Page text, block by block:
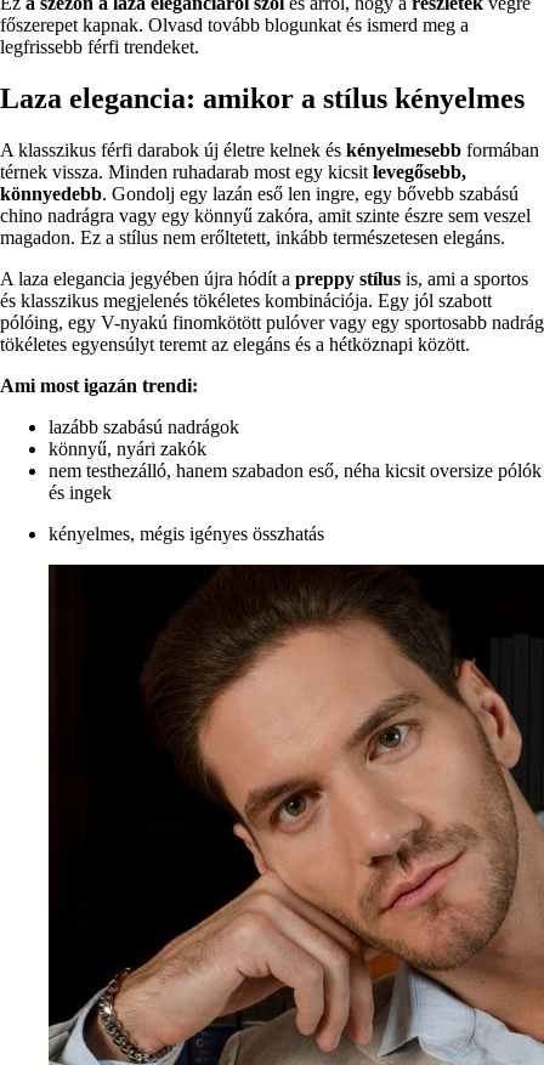
főszerepet kapnak. Olvasd tovább blogunkat és ismerd meg a
legfrissebb férfi trendeket.
Laza elegancia: amikor a stílus kényelmes
A klasszikus férfi darabok új életre kelnek és kényelmesebb formában
térnek vissza. Minden ruhadarab most egy kicsit levegősebb,
könnyedebb. Gondolj egy lazán eső len ingre, egy bővebb szabású
chino nadrágra vagy egy könnyű zakóra, amit szinte észre sem veszel
magadon. Ez a stílus nem erőltetett, inkább természetesen elegáns.
A laza elegancia jegyében újra hódít a preppy stílus is, ami a sportos
és klasszikus megjelenés tökéletes kombinációja. Egy jól szabott
pólóing, egy V-nyakú finomkötött pulóver vagy egy sportosabb nadrág
tökéletes egyensúlyt teremt az elegáns és a hétköznapi között.
Ami most igazán trendi:
lazább szabású nadrágok
könnyű, nyári zakók
nem testhezálló, hanem szabadon eső, néha kicsit oversize pólók
és ingek
kényelmes, mégis igényes összhatás